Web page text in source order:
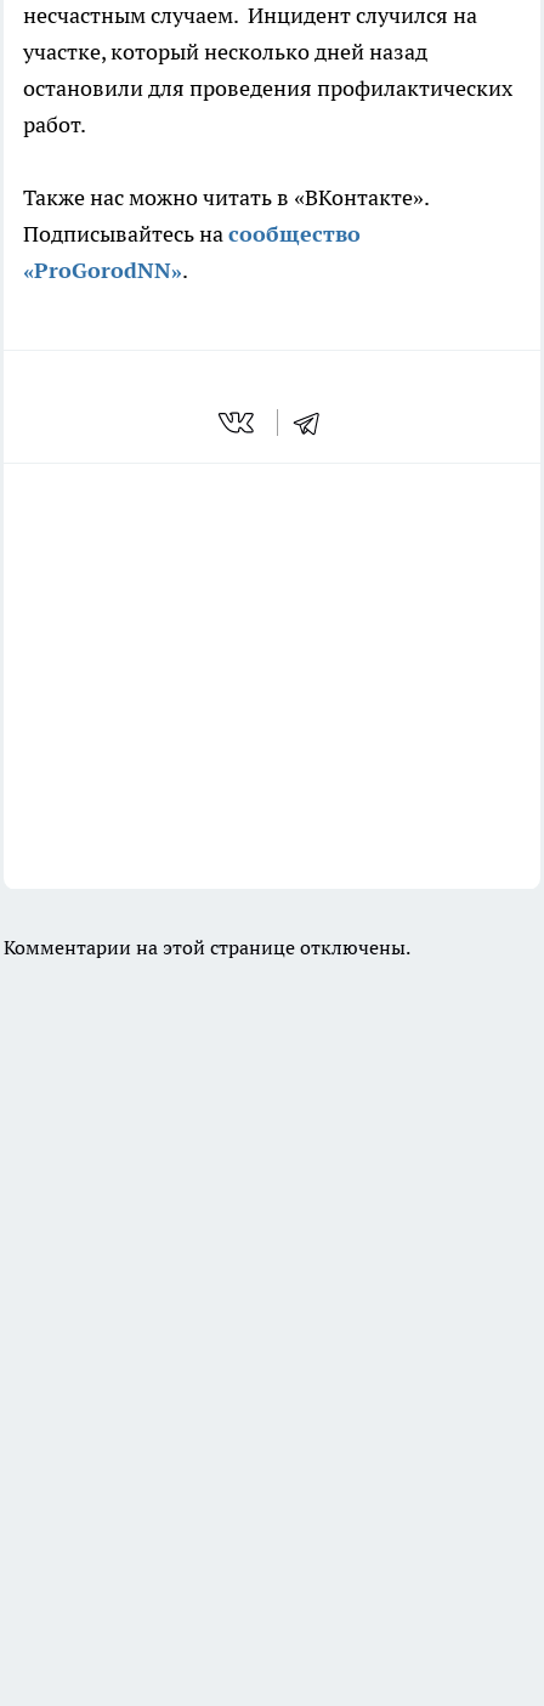
несчастным случаем. Инцидент случился на
участке, который несколько дней назад
остановили для проведения профилактических
работ.
Также нас можно читать в «ВКонтакте».
Подписывайтесь насообщество
«ProGorodNN».
Комментарии на этой странице отключены.